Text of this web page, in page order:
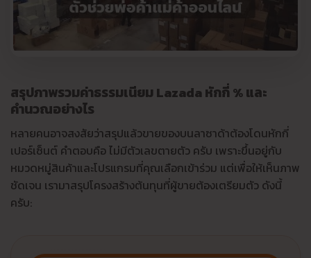
สรุปภาพรวมค่าธรรมเนียม Lazada หักกี่ % และ
คำนวณอย่างไร
หลายคนอาจสงสัยว่าสรุปแล้วขายของบนลาซาด้าต้องโดนหักกี่
เปอร์เซ็นต์ คำตอบคือ ไม่มีตัวเลขตายตัว ครับ เพราะขึ้นอยู่กับ
หมวดหมู่สินค้าและโปรแกรมที่คุณเลือกเข้าร่วม แต่เพื่อให้เห็นภาพ
ชัดเจน เรามาสรุปโครงสร้างต้นทุนที่ผู้ขายต้องเตรียมตัว ดังนี้
ครับ: